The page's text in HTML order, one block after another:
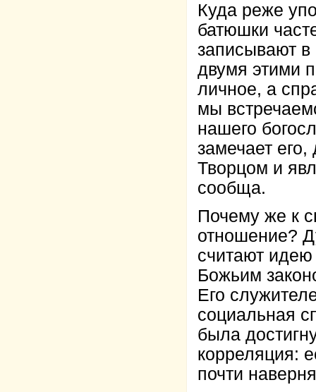
Куда реже
батюшки
записывают
двумя этими
личное, а
мы
нашего
замечает
Творцом и
сообща.
Почему же к
отношение?
считают
Божьим
Его
социальная
была
корреляция:
почти